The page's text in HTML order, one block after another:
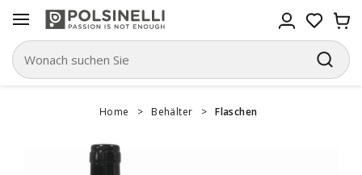
Home > Behälter > Flaschen